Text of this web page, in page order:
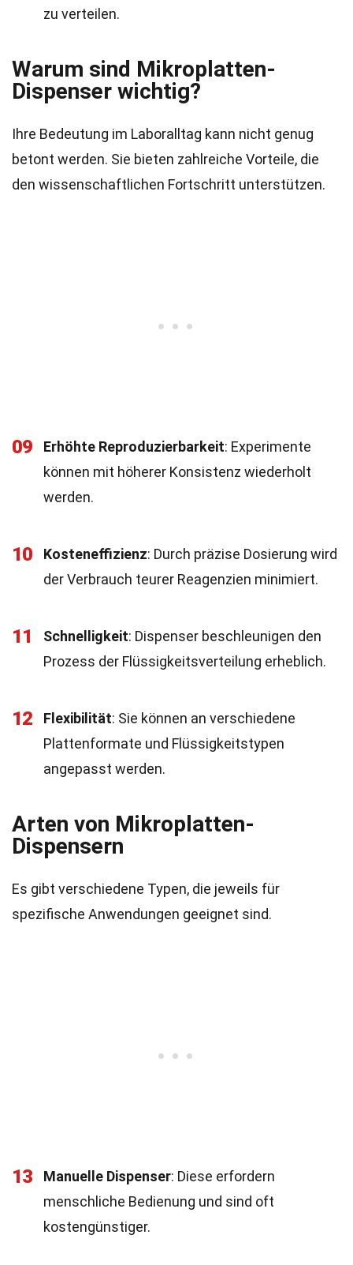
zu verteilen.
Warum sind Mikroplatten-
Dispenser wichtig?
Ihre Bedeutung im Laboralltag kann nicht genug
betont werden. Sie bieten zahlreiche Vorteile, die
den wissenschaftlichen Fortschritt unterstützen.
09 Erhöhte Reproduzierbarkeit: Experimente
können mit höherer Konsistenz wiederholt
werden.
10 Kosteneffizienz: Durch präzise Dosierung wird
der Verbrauch teurer Reagenzien minimiert.
11 Schnelligkeit: Dispenser beschleunigen den
Prozess der Flüssigkeitsverteilung erheblich.
12 Flexibilität: Sie können an verschiedene
Plattenformate und Flüssigkeitstypen
angepasst werden.
Arten von Mikroplatten-
Dispensern
Es gibt verschiedene Typen, die jeweils für
spezifische Anwendungen geeignet sind.
13 Manuelle Dispenser: Diese erfordern
menschliche Bedienung und sind oft
kostengünstiger.